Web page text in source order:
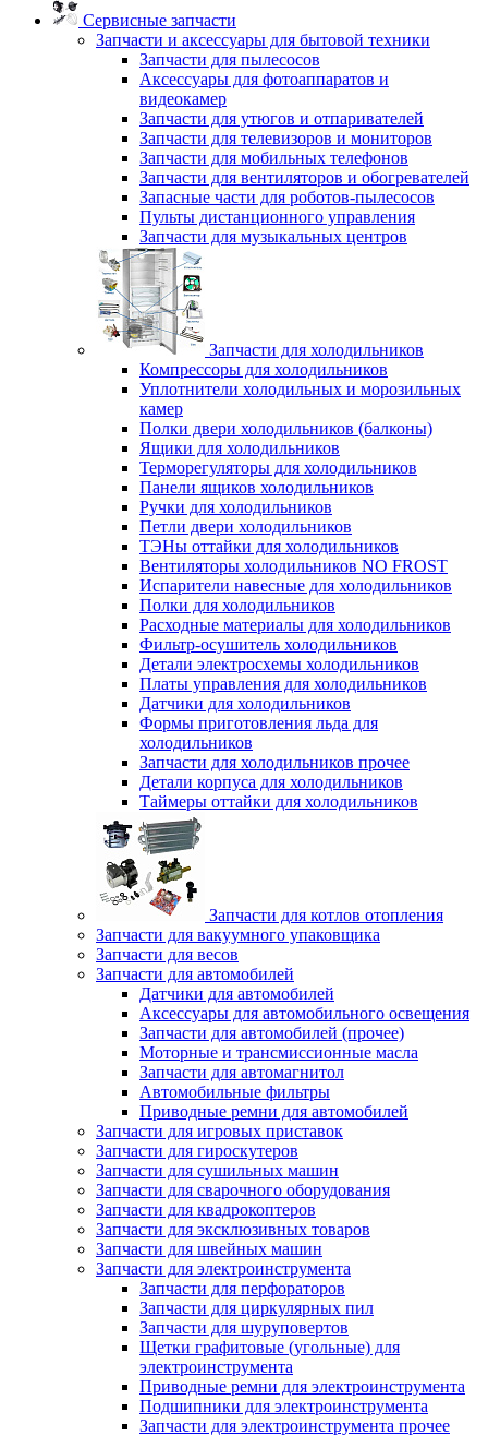
Сервисные запчасти
Запчасти и аксессуары для бытовой техники
Запчасти для пылесосов
Аксессуары для фотоаппаратов и
видеокамер
Запчасти для утюгов и отпаривателей
Запчасти для телевизоров и мониторов
Запчасти для мобильных телефонов
Запчасти для вентиляторов и обогревателей
Запасные части для роботов-пылесосов
Пульты дистанционного управления
Запчасти для музыкальных центров
Запчасти для холодильников
Компрессоры для холодильников
Уплотнители холодильных и морозильных
камер
Полки двери холодильников (балконы)
Ящики для холодильников
Терморегуляторы для холодильников
Панели ящиков холодильников
Ручки для холодильников
Петли двери холодильников
ТЭНы оттайки для холодильников
Вентиляторы холодильников NO FROST
Испарители навесные для холодильников
Полки для холодильников
Расходные материалы для холодильников
Фильтр-осушитель холодильников
Детали электросхемы холодильников
Платы управления для холодильников
Датчики для холодильников
Формы приготовления льда для
холодильников
Запчасти для холодильников прочее
Детали корпуса для холодильников
Таймеры оттайки для холодильников
Запчасти для котлов отопления
Запчасти для вакуумного упаковщика
Запчасти для весов
Запчасти для автомобилей
Датчики для автомобилей
Аксессуары для автомобильного освещения
Запчасти для автомобилей (прочее)
Моторные и трансмиссионные масла
Запчасти для автомагнитол
Автомобильные фильтры
Приводные ремни для автомобилей
Запчасти для игровых приставок
Запчасти для гироскутеров
Запчасти для сушильных машин
Запчасти для сварочного оборудования
Запчасти для квадрокоптеров
Запчасти для эксклюзивных товаров
Запчасти для швейных машин
Запчасти для электроинструмента
Запчасти для перфораторов
Запчасти для циркулярных пил
Запчасти для шуруповертов
Щетки графитовые (угольные) для
электроинструмента
Приводные ремни для электроинструмента
Подшипники для электроинструмента
Запчасти для электроинструмента прочее